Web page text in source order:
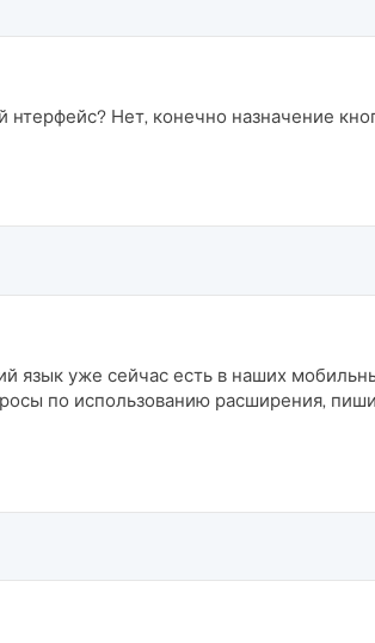
нтерфейс? Нет, конечно назначение
язык уже сейчас есть в наших
по использованию расширения,